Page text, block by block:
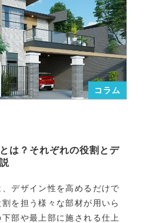
コラム
は？それぞれの役割とデ
デザイン性を高めるだけで
を担う様々な部材が用いら
部や最上部に施される仕上